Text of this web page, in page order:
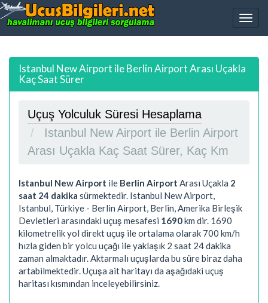
Istanbul New Airport ile Berlin Airport Arası Uçakla
Kaç Saat Sürer
Uçuş Yolculuk Süresi Hesaplama
Istanbul New Airport ile Berlin Airport
Arası Uçakla Kaç Saat Sürer, Kaç Km
Istanbul New Airport ile Berlin Airport Arası Uçakla 2
saat 24 dakika sürmektedir. Istanbul New Airport,
Istanbul, Türkiye - Berlin Airport, Berlin, Amerika Birleşik
Devletleri arasındaki uçuş mesafesi 1690km dir. 1690
kilometrelik yol direkt uçuş ile ortalama olarak 700 km/h
hızla giden bir yolcu uçağı ile yaklaşık 2 saat 24 dakika
zaman almaktadır. Aktarmalı uçuşlarda bu süre biraz daha
artabilmektedir. Uçuşa ait haritayı da aşağıdaki uçuş
haritası kısmından inceleyebilirsiniz.